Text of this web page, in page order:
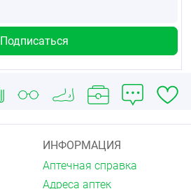
ИНФОРМАЦИЯ
Аптечная справка
Адреса аптек